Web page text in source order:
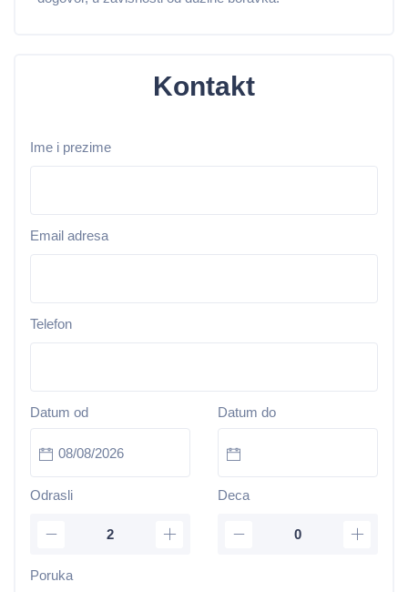
Kontakt
Ime i prezime
Email adresa
Telefon
Datum od Datum do
Odrasli Deca
Poruka